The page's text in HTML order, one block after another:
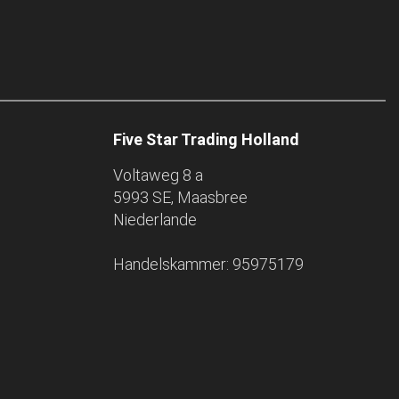
Five Star Trading Holland
Voltaweg 8 a
5993 SE, Maasbree
Niederlande
Handelskammer: 95975179